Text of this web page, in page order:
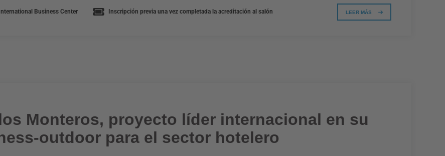
International Business Center Inscripción previa una vez completada la acreditación al salón LEER MÁS
Monteros, proyecto líder internacional en su
outdoor para el sector hotelero